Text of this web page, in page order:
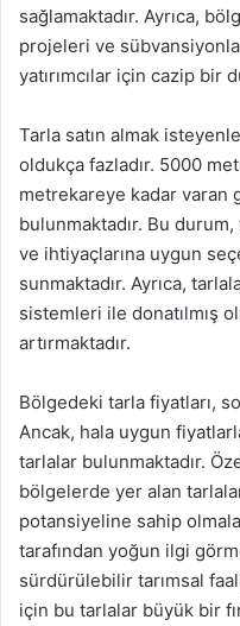
sağlamaktadır. Ayrıca,
projeleri ve
yatırımcılar için cazip bir
Tarla satın almak
oldukça fazladır. 5000
metrekareye kadar varan
bulunmaktadır. Bu
ve ihtiyaçlarına uygun
sunmaktadır. Ayrıca,
sistemleri ile donatılmış
artırmaktadır.
Bölgedeki tarla fiyatları,
Ancak, hala uygun
tarlalar bulunmaktadır.
bölgelerde yer alan
potansiyeline sahip
tarafından yoğun ilgi
sürdürülebilir tarımsal
için bu tarlalar büyük bir